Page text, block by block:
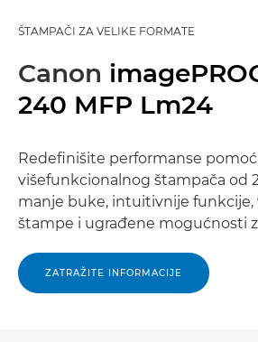
ŠTAMPAČI ZA VELIKE FORMATE
Canon
240 MFP Lm24
Redefinišite performanse
višefunkcionalnog štampača od
manje buke, intuitivnije funkcije,
štampe i ugrađene mogućnosti
ZATRAŽITE INFORMACIJE